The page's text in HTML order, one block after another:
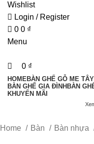
Wishlist
Login / Register
0 0 ₫
Menu
0 ₫
HOMEBÀN GHẾ GỖ ME TÂY
BÀN GHẾ GIA ĐÌNH BÀN
KHUYẾN MÃI
Home Bàn Bàn nhựa